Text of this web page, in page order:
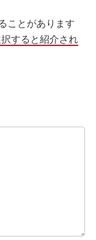
ことがあります
すると紹介され